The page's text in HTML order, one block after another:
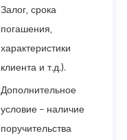
Залог, срока
погашения,
характеристики
клиента и т.д.).
Дополнительное
условие – наличие
поручительства